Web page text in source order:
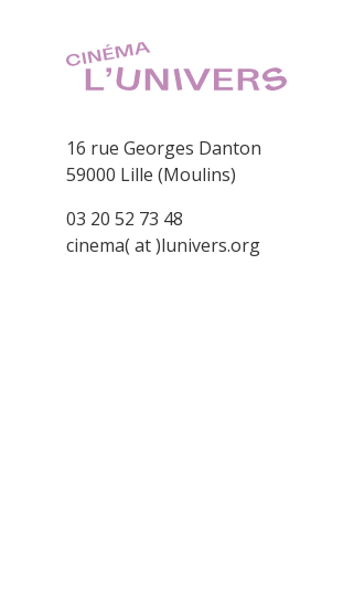
16 rue Georges Danton
59000 Lille (Moulins)
03 20 52 73 48
cinema( at )lunivers.org